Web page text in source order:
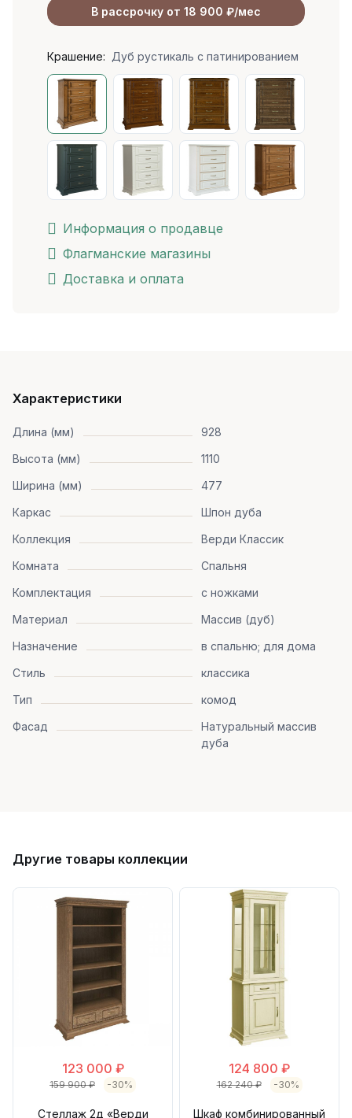
В рассрочку от 18 900 ₽/мес
Крашение: Дуб рустикаль с патинированием
Информация о продавце
Флагманские магазины
Доставка и оплата
Характеристики
Длина (мм)
928
Высота (мм)
1110
Ширина (мм)
477
Каркас
Шпон дуба
Коллекция
Верди Классик
Комната
Спальня
Комплектация
с ножками
Материал
Массив (дуб)
Назначение
в спальню; для дома
Стиль
классика
Тип
комод
Фасад
Натуральный массив
дуба
Другие товары коллекции
123 000 ₽
159 900 ₽ -30%
Стеллаж 2д «Верди
124 800 ₽
162 240 ₽ -30%
Шкаф комбинированный